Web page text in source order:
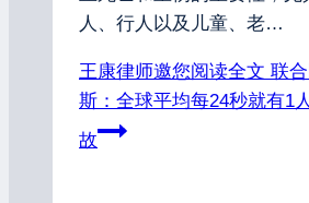
人、行人以及儿童、老…
王康律师邀您阅读全文 联
斯：全球平均每24秒就有1
故